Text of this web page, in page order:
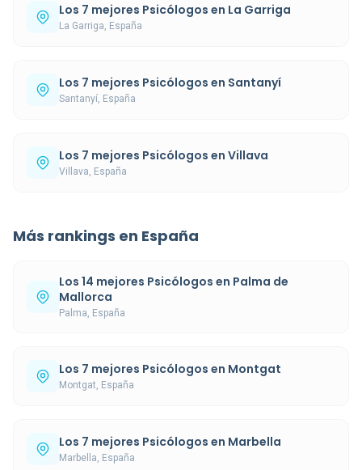
Los 7 mejores Psicólogos en La Garriga
La Garriga, España
Los 7 mejores Psicólogos en Santanyí
Santanyí, España
Los 7 mejores Psicólogos en Villava
Villava, España
Más rankings en España
Los 14 mejores Psicólogos en Palma de
Mallorca
Palma, España
Los 7 mejores Psicólogos en Montgat
Montgat, España
Los 7 mejores Psicólogos en Marbella
Marbella, España